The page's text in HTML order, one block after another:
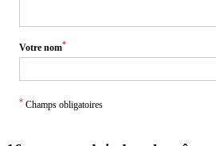
Votre nom*
* Champs obligatoires